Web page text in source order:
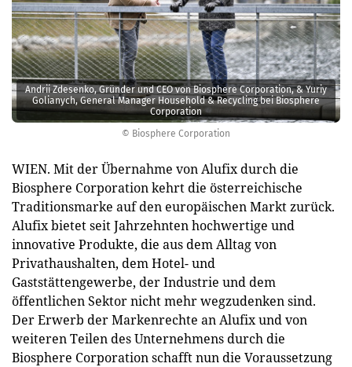
© Biosphere Corporation
Andrii Zdesenko, Gründer und CEO von Biosphere Corporation, & Yuriy
Golianych, General Manager Household & Recycling bei Biosphere
Corporation
WIEN. Mit der Übernahme von Alufix durch die
Biosphere Corporation kehrt die österreichische
Traditionsmarke auf den europäischen Markt zurück.
Alufix bietet seit Jahrzehnten hochwertige und
innovative Produkte, die aus dem Alltag von
Privathaushalten, dem Hotel- und
Gaststättengewerbe, der Industrie und dem
öffentlichen Sektor nicht mehr wegzudenken sind.
Der Erwerb der Markenrechte an Alufix und von
weiteren Teilen des Unternehmens durch die
Biosphere Corporation schafft nun die Voraussetzung